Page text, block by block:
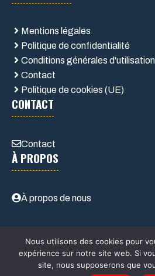
Mentions légales
Politique de confidentialité
Conditions générales d'utilisation
Contact
Politique de cookies (UE)
CONTACT
Contact
À PROPOS
À propos de nous
Nous utilisons des cookies pour
expérience sur notre site web. Si
site, nous supposerons que